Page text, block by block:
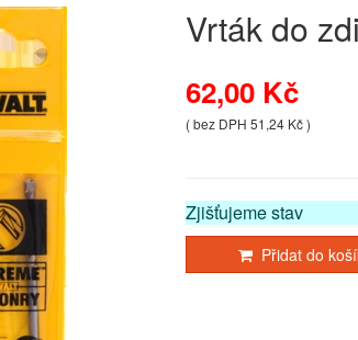
Vrták do
62,00 Kč
( bez DPH 51,24 Kč )
Zjišťujeme stav
Přidat do